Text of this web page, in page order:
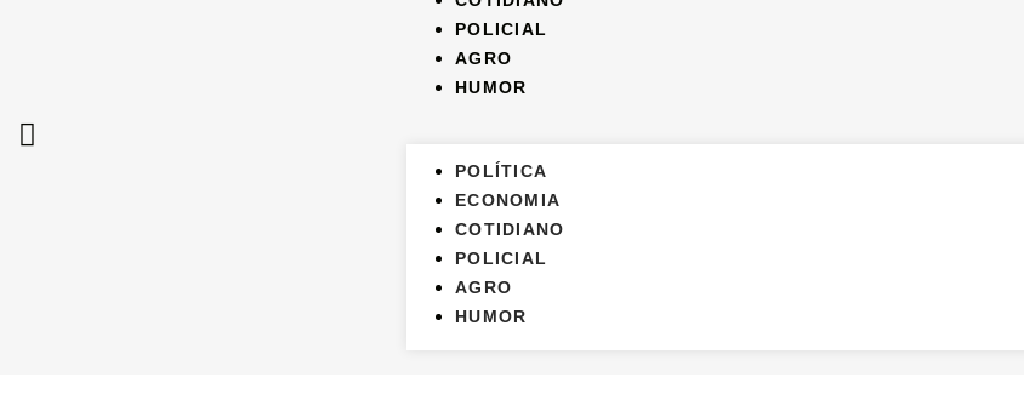
POLICIAL
AGRO
HUMOR
POLÍTICA
ECONOMIA
COTIDIANO
POLICIAL
AGRO
HUMOR